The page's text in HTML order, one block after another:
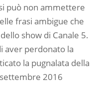
può non ammettere
frasi ambigue che
show di Canale 5.
aver perdonato la
la pugnalata della
2016